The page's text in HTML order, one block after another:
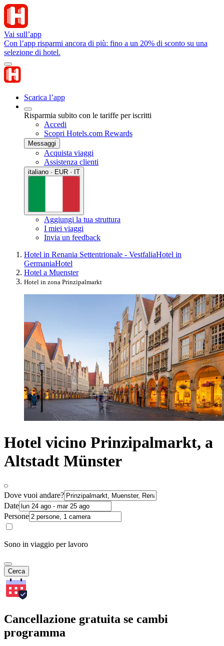
Vai sull’app
Con l’app risparmi ancora di più: fino a un 20% di sconto su una
selezione di hotel.
Scarica l’app
Risparmia subito con le tariffe per iscritti
Accedi
Scopri Hotels.com Rewards
Messaggi
Acquista viaggi
Assistenza clienti
italiano · EUR · IT
Aggiungi la tua struttura
I miei viaggi
Invia un feedback
Hotel in Renania Settentrionale - VestfaliaHotel in
GermaniaHotel
Hotel a Muenster
Hotel in zona Prinzipalmarkt
Hotel vicino Prinzipalmarkt, a
Altstadt Münster
Dove vuoi andare?
Date
Persone
Sono in viaggio per lavoro
Cerca
Cancellazione gratuita se cambi
programma